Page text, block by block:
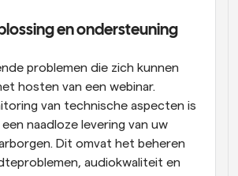
en ondersteuning
problemen die zich kunnen
hosten van een webinar.
van technische aspecten is
naadloze levering van uw
Dit omvat het beheren
audiokwaliteit en